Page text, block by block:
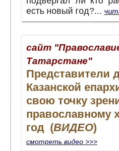
есть новый год?...
сайт
Татарстане"
Представители
Казанской
свою точку
православному
год (ВИДЕО)
смотреть видео >>>